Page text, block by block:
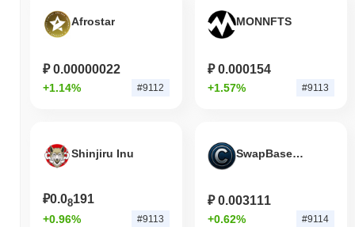
Afrostar
₽ 0.00000022
+1.14% #9112
MONNFTS
₽ 0.000154
+1.57% #9113
Shinjiru Inu
₽0.08191
+0.96% #9113
SwapBased COIN
₽ 0.003111
+0.62% #9114